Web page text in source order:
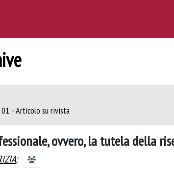
01 - Articolo su rivista
ovvero, la tutela della
;